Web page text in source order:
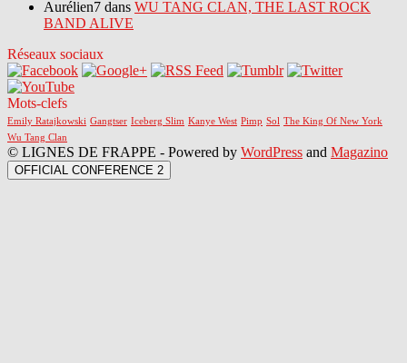
Aurélien7 dans WU TANG CLAN, THE LAST ROCK
BAND ALIVE
Réseaux sociaux
Mots-clefs
Emily Ratajkowski Gangtser Iceberg Slim Kanye West Pimp Sol The King Of New York
Wu Tang Clan
© LIGNES DE FRAPPE - Powered by WordPress and Magazino
OFFICIAL CONFERENCE 2